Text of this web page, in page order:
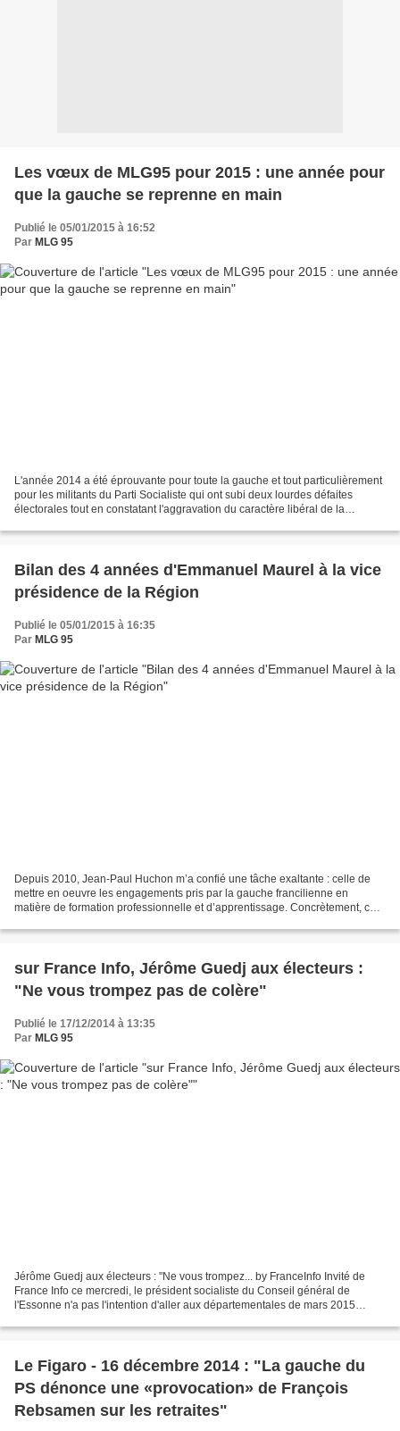
Les vœux de MLG95 pour 2015 : une année pour
que la gauche se reprenne en main
Publié le 05/01/2015 à 16:52
Par MLG 95
L'année 2014 a été éprouvante pour toute la gauche et tout particulièrement
pour les militants du Parti Socialiste qui ont subi deux lourdes défaites
électorales tout en constatant l'aggravation du caractère libéral de la
Bilan des 4 années d'Emmanuel Maurel à la vice
présidence de la Région
Publié le 05/01/2015 à 16:35
Par MLG 95
Depuis 2010, Jean-Paul Huchon m’a confié une tâche exaltante : celle de
mettre en oeuvre les engagements pris par la gauche francilienne en
matière de formation professionnelle et d’apprentissage. Concrètement, ce
sur France Info, Jérôme Guedj aux électeurs :
"Ne vous trompez pas de colère"
Publié le 17/12/2014 à 13:35
Par MLG 95
Jérôme Guedj aux électeurs : "Ne vous trompez... by FranceInfo Invité de
France Info ce mercredi, le président socialiste du Conseil général de
l'Essonne n'a pas l'intention d'aller aux départementales de mars 2015
Le Figaro - 16 décembre 2014 : "La gauche du
PS dénonce une «provocation» de François
Rebsamen sur les retraites"